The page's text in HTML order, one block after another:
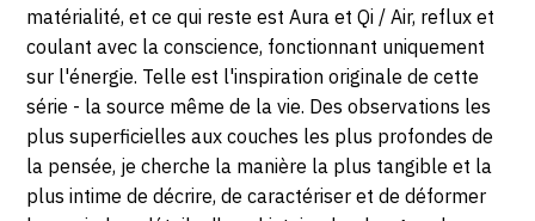
matérialité, et ce qui reste est Aura et Qi / Air, reflux et
coulant avec la conscience, fonctionnant uniquement
sur l'énergie. Telle est l'inspiration originale de cette
série - la source même de la vie. Des observations les
plus superficielles aux couches les plus profondes de
la pensée, je cherche la manière la plus tangible et la
plus intime de décrire, de caractériser et de déformer